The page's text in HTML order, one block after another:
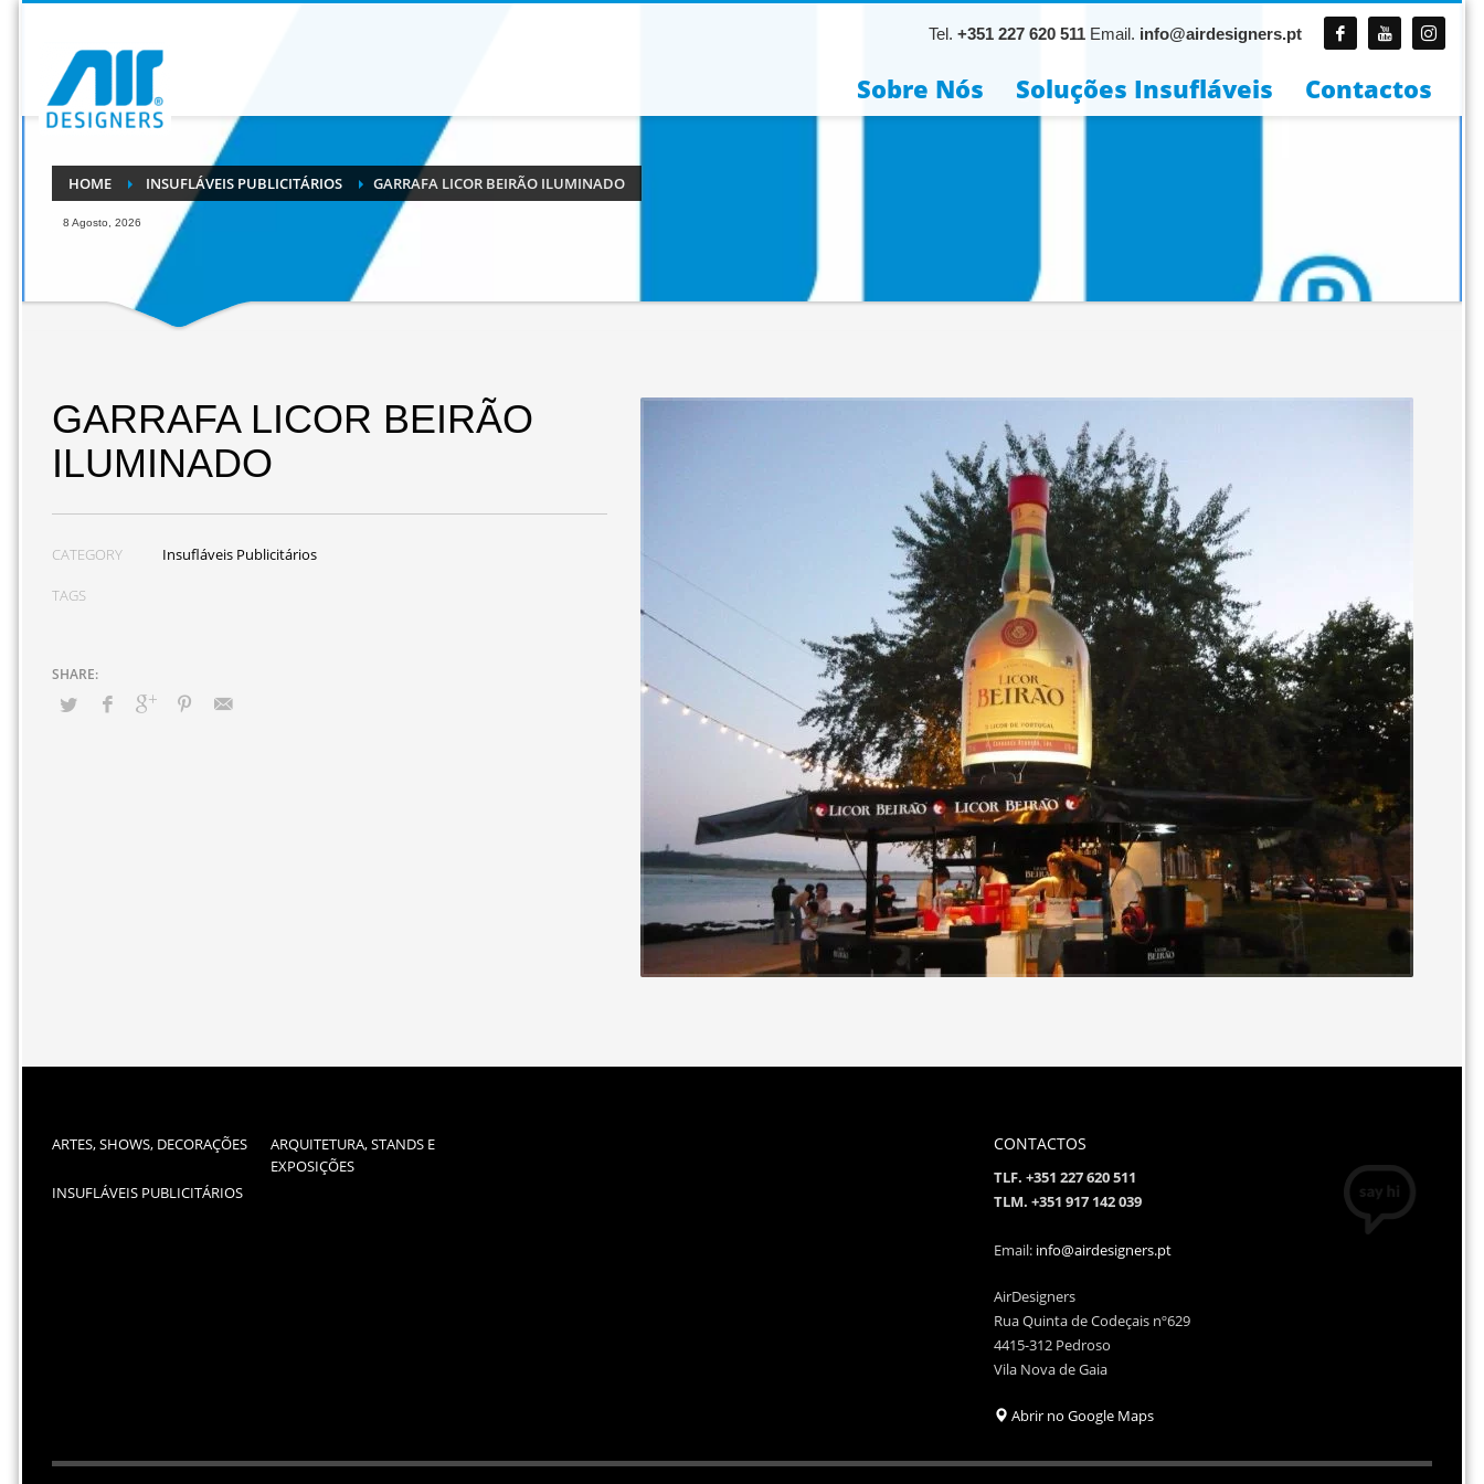
Tel. +351 227 620 511 Email. info@airdesigners.pt
Sobre Nós Soluções Insufláveis Contactos
HOME INSUFLÁVEIS PUBLICITÁRIOS GARRAFA LICOR BEIRÃO ILUMINADO
8 Agosto, 2026
GARRAFA LICOR BEIRÃO
ILUMINADO
CATEGORY Insufláveis Publicitários
TAGS
ARTES, SHOWS, DECORAÇÕES
ARQUITETURA, STANDS E
EXPOSIÇÕES
INSUFLÁVEIS PUBLICITÁRIOS
CONTACTOS
TLF. +351 227 620 511
TLM. +351 917 142 039
Email: info@airdesigners.pt
AirDesigners
Rua Quinta de Codeçais nº629
4415-312 Pedroso
Vila Nova de Gaia
Abrir no Google Maps